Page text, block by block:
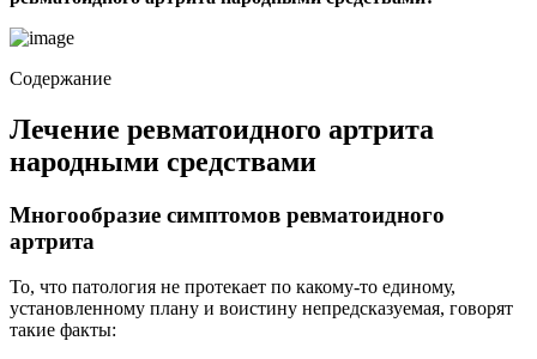
Содержание
Лечение ревматоидного артрита
народными средствами
Многообразие симптомов ревматоидного
артрита
То, что патология не протекает по какому-то единому,
установленному плану и воистину непредсказуемая, говорят
такие факты: